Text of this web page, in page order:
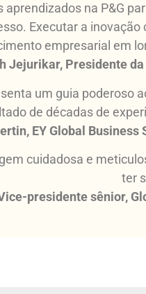
aprendizados na P&G
Executar a
empresarial em
Jejurikar, Presidente da
um guia
de décadas de
EY Global Business
cuidadosa e
ter
presidente sênior,